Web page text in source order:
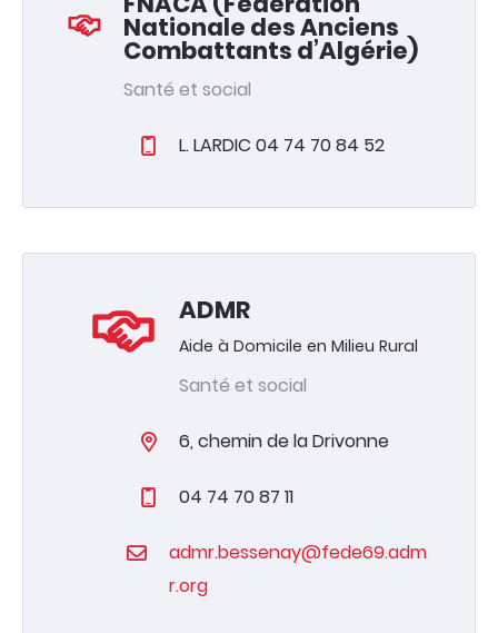
Nationale des Anciens
Combattants d’Algérie)
Santé et social
L. LARDIC 04 74 70 84 52
ADMR
Aide à Domicile en Milieu Rural
Santé et social
6, chemin de la Drivonne
04 74 70 87 11
admr.bessenay@fede69.adm
r.org